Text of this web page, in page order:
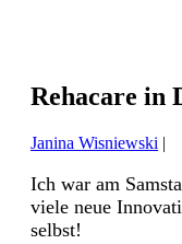
Rehacare in
Janina Wisniewski |
Ich war am
viele neue
selbst!